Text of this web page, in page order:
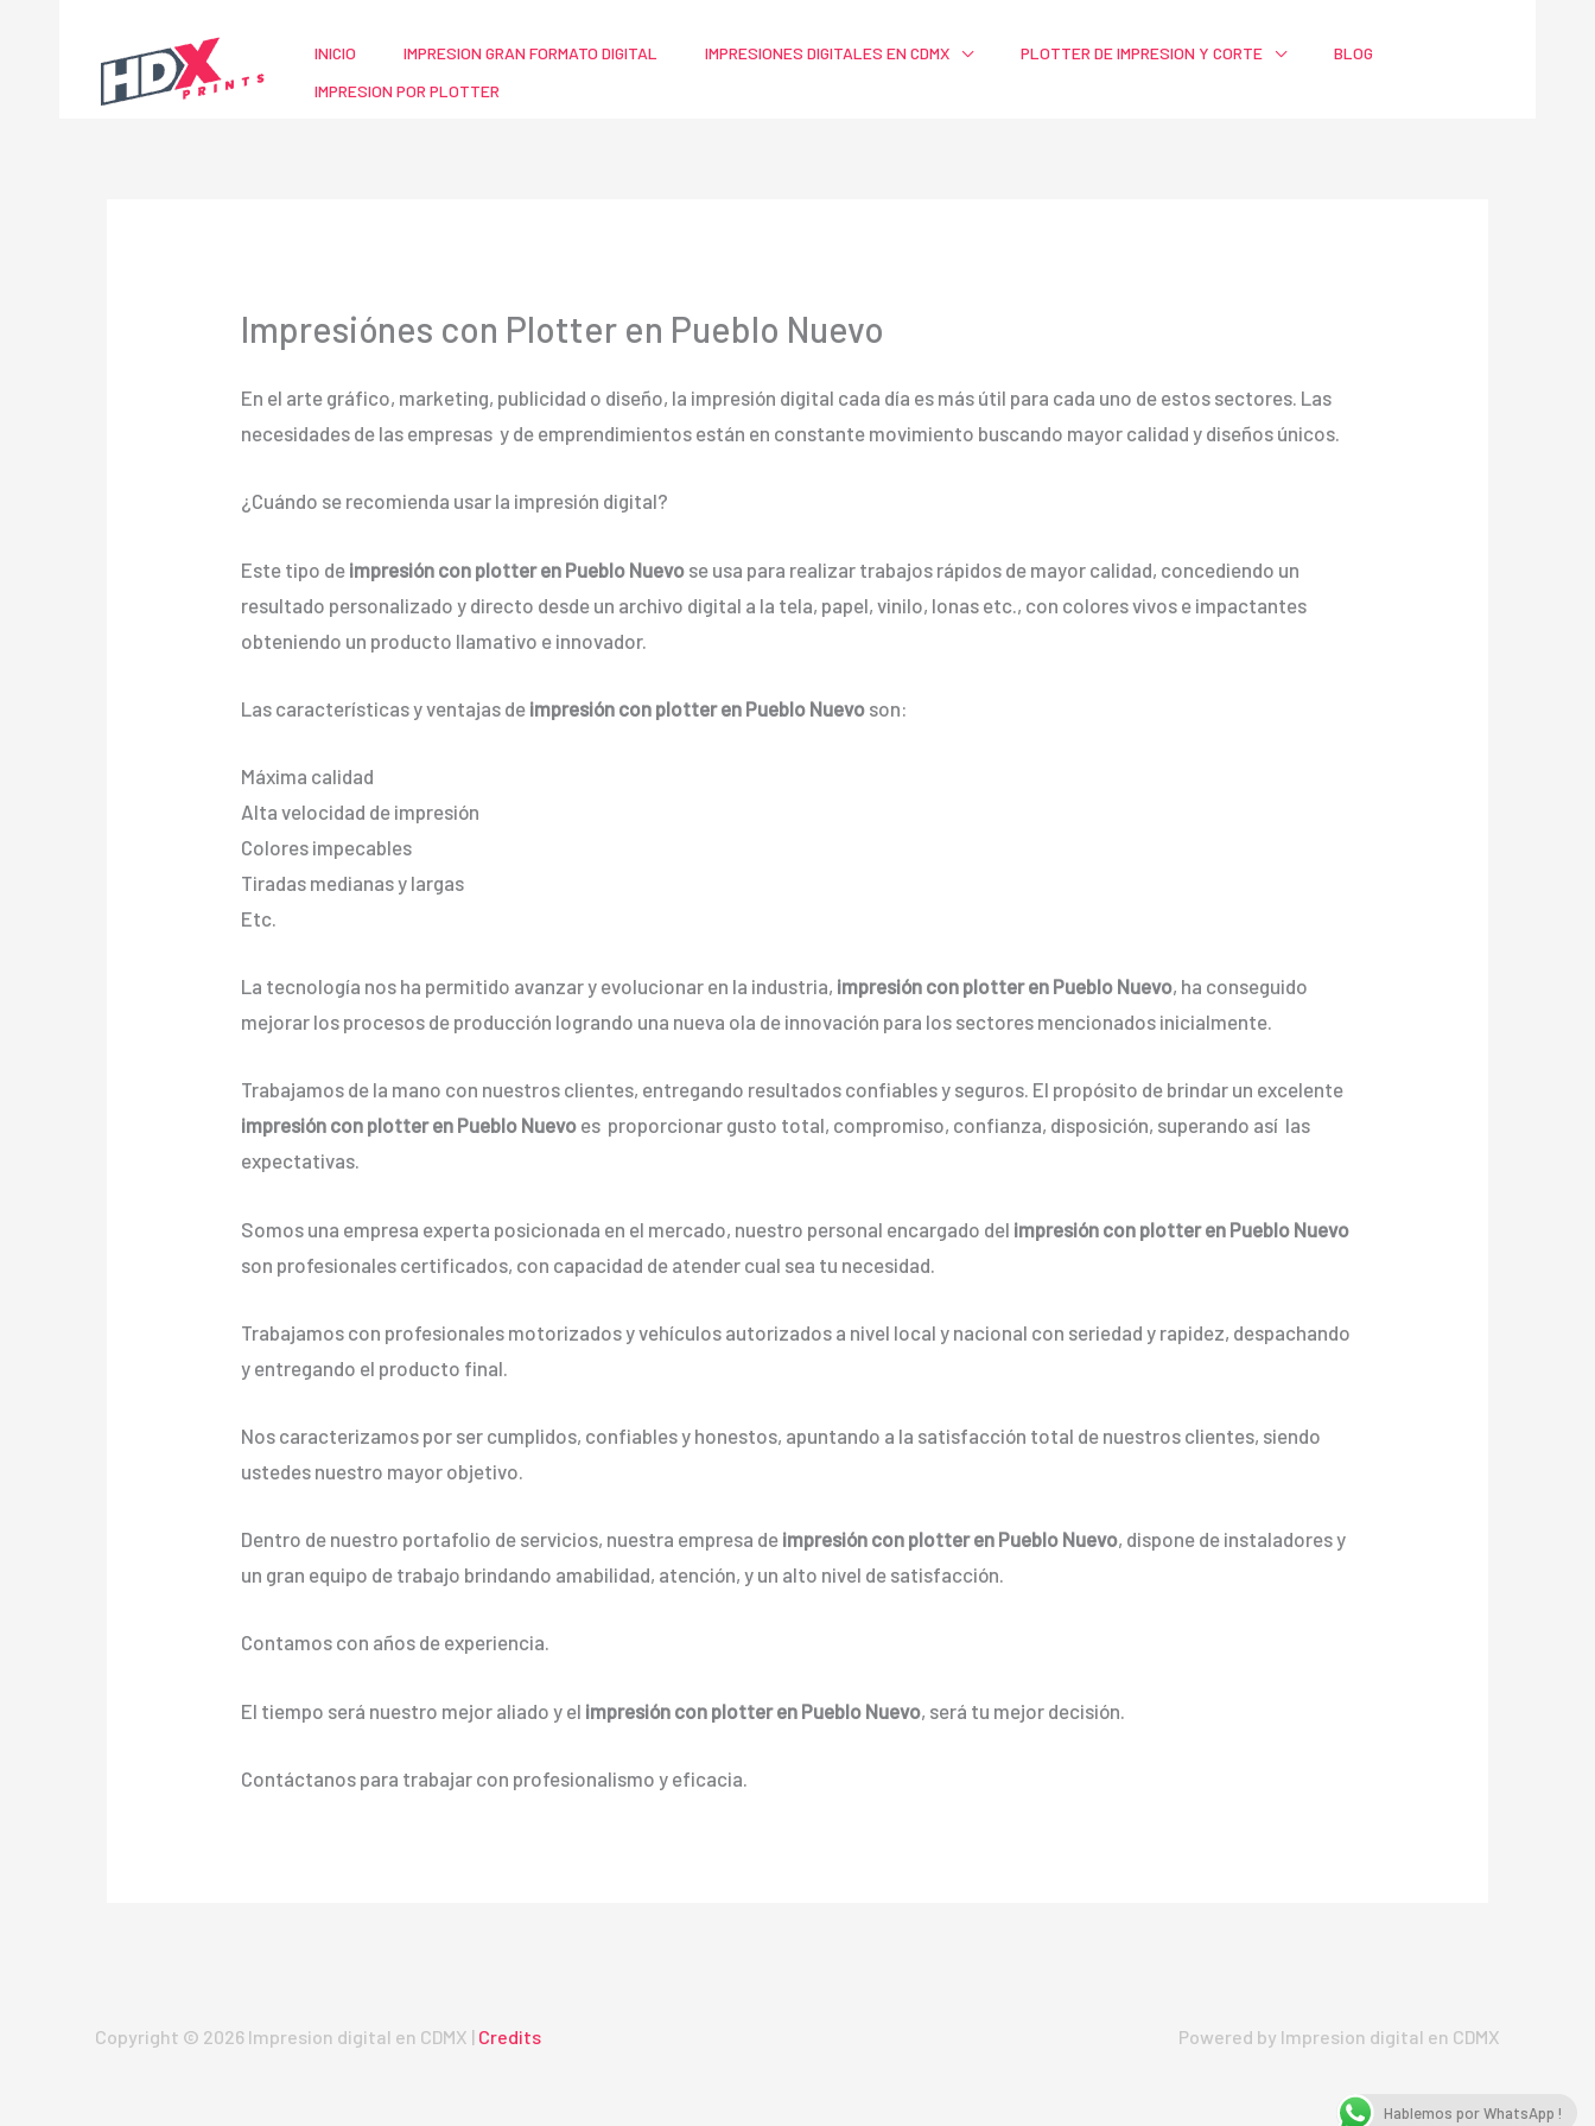
contenido
INICIO IMPRESION GRAN FORMATO DIGITAL IMPRESIONES DIGITALES EN CDMX PLOTTER DE IMPRESION Y CORTE
BLOG
IMPRESION POR PLOTTER
Impresiónes con Plotter en Pueblo Nuevo
En el arte gráfico, marketing, publicidad o diseño, la impresión digital cada día es más útil para cada uno de estos sectores. Las
necesidades de las empresas y de emprendimientos están en constante movimiento buscando mayor calidad y diseños únicos.
¿Cuándo se recomienda usar la impresión digital?
Este tipo de impresión con plotter en Pueblo Nuevo se usa para realizar trabajos rápidos de mayor calidad, concediendo un
resultado personalizado y directo desde un archivo digital a la tela, papel, vinilo, lonas etc., con colores vivos e impactantes
obteniendo un producto llamativo e innovador.
Las características y ventajas de impresión con plotter en Pueblo Nuevo son:
Máxima calidad
Alta velocidad de impresión
Colores impecables
Tiradas medianas y largas
Etc.
La tecnología nos ha permitido avanzar y evolucionar en la industria, impresión con plotter en Pueblo Nuevo, ha conseguido
mejorar los procesos de producción logrando una nueva ola de innovación para los sectores mencionados inicialmente.
Trabajamos de la mano con nuestros clientes, entregando resultados confiables y seguros. El propósito de brindar un excelente
impresión con plotter en Pueblo Nuevo es proporcionar gusto total, compromiso, confianza, disposición, superando así las
expectativas.
Somos una empresa experta posicionada en el mercado, nuestro personal encargado del impresión con plotter en Pueblo Nuevo
son profesionales certificados, con capacidad de atender cual sea tu necesidad.
Trabajamos con profesionales motorizados y vehículos autorizados a nivel local y nacional con seriedad y rapidez, despachando
y entregando el producto final.
Nos caracterizamos por ser cumplidos, confiables y honestos, apuntando a la satisfacción total de nuestros clientes, siendo
ustedes nuestro mayor objetivo.
Dentro de nuestro portafolio de servicios, nuestra empresa de impresión con plotter en Pueblo Nuevo, dispone de instaladores y
un gran equipo de trabajo brindando amabilidad, atención, y un alto nivel de satisfacción.
Contamos con años de experiencia.
El tiempo será nuestro mejor aliado y el impresión con plotter en Pueblo Nuevo, será tu mejor decisión.
Contáctanos para trabajar con profesionalismo y eficacia.
Copyright © 2026 Impresion digital en CDMX | Credits Powered by Impresion digital en CDMX
Hablemos por WhatsApp !